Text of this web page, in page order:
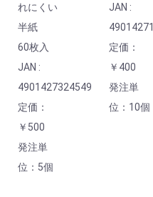
れにくい
半紙
60枚入
JAN :
4901427324549
定価：
￥500
発注単
位：5個
JAN :
定価：
￥400
発注単
位：10個